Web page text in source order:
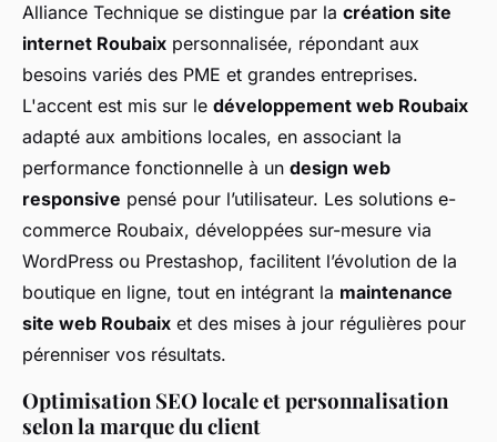
Alliance Technique se distingue par la création site
internet Roubaix personnalisée, répondant aux
besoins variés des PME et grandes entreprises.
L'accent est mis sur le développement web Roubaix
adapté aux ambitions locales, en associant la
performance fonctionnelle à un design web
responsive pensé pour l’utilisateur. Les solutions e-
commerce Roubaix, développées sur-mesure via
WordPress ou Prestashop, facilitent l’évolution de la
boutique en ligne, tout en intégrant la maintenance
site web Roubaix et des mises à jour régulières pour
pérenniser vos résultats.
Optimisation SEO locale et personnalisation
selon la marque du client